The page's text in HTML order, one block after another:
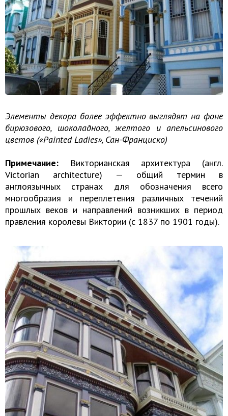
Элементы декора более эффектно выглядят на фоне
бирюзового, шоколадного, желтого и апельсинового
цветов («Painted Ladies», Сан-Франциско)
Примечание: Викторианская архитектура (англ.
Victorian architecture) — общий термин в
англоязычных странах для обозначения всего
многообразия и переплетения различных течений
прошлых веков и направлений возникших в период
правления королевы Виктории (с 1837 по 1901 годы).